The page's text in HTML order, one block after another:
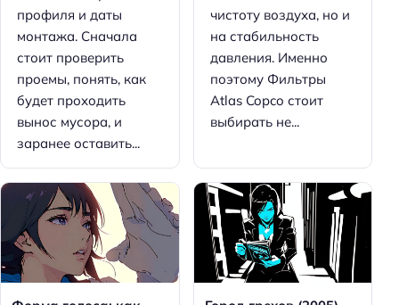
профиля и даты
монтажа. Сначала
стоит проверить
проемы, понять, как
будет проходить
вынос мусора, и
заранее оставить...
чистоту воздуха, но и
на стабильность
давления. Именно
поэтому Фильтры
Atlas Copco стоит
выбирать не...